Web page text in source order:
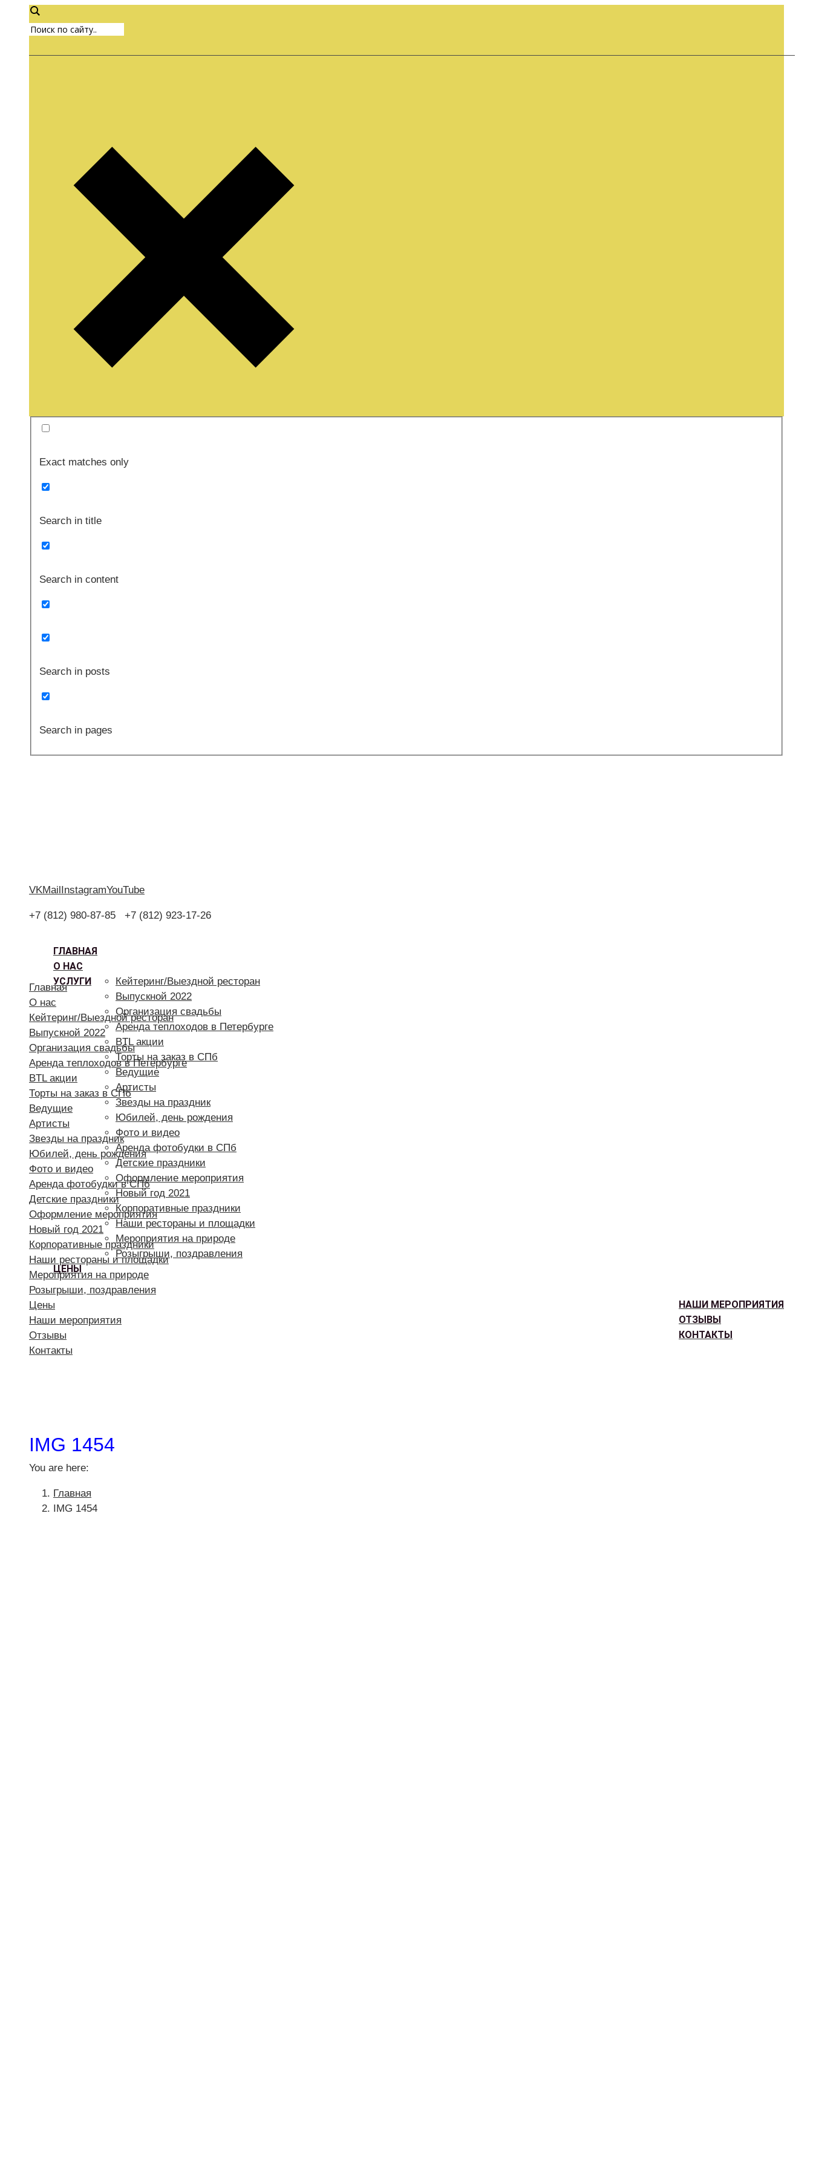
Exact matches only
Search in title
Search in content
Search in posts
Search in pages
VKMailInstagramYouTube
+7 (812) 980-87-85 +7 (812) 923-17-26
ГЛАВНАЯ
О НАС
УСЛУГИ
Кейтеринг/Выездной ресторан
Выпускной 2022
Организация свадьбы
Аренда теплоходов в Петербурге
BTL акции
Торты на заказ в СПб
Ведущие
Артисты
Звезды на праздник
Юбилей, день рождения
Фото и видео
Аренда фотобудки в СПб
Детские праздники
Оформление мероприятия
Новый год 2021
Корпоративные праздники
Наши рестораны и площадки
Мероприятия на природе
Розыгрыши, поздравления
ЦЕНЫ
НАШИ МЕРОПРИЯТИЯ
ОТЗЫВЫ
КОНТАКТЫ
Главная
О нас
Кейтеринг/Выездной ресторан
Выпускной 2022
Организация свадьбы
Аренда теплоходов в Петербурге
BTL акции
Торты на заказ в СПб
Ведущие
Артисты
Звезды на праздник
Юбилей, день рождения
Фото и видео
Аренда фотобудки в СПб
Детские праздники
Оформление мероприятия
Новый год 2021
Корпоративные праздники
Наши рестораны и площадки
Мероприятия на природе
Розыгрыши, поздравления
Цены
Наши мероприятия
Отзывы
Контакты
IMG 1454
You are here:
Главная
IMG 1454